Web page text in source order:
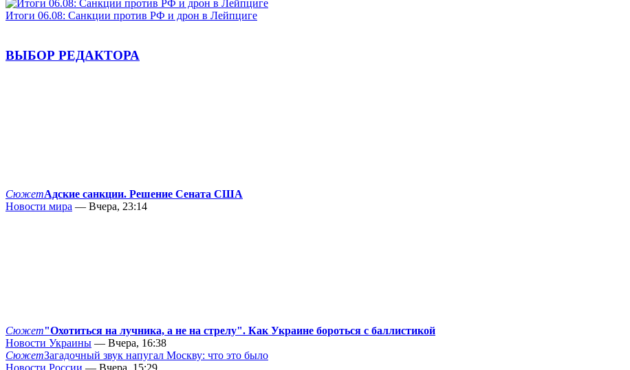
Итоги 06.08: Санкции против РФ и дрон в Лейпциге
ВЫБОР РЕДАКТОРА
СюжетАдские санкции. Решение Сената США
Новости мира — Вчера, 23:14
Сюжет"Охотиться на лучника, а не на стрелу". Как Украине бороться с баллистикой
Новости Украины — Вчера, 16:38
СюжетЗагадочный звук напугал Москву: что это было